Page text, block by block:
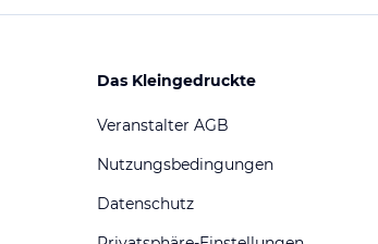
Das Kleingedruckte
Veranstalter AGB
Nutzungsbedingungen
Datenschutz